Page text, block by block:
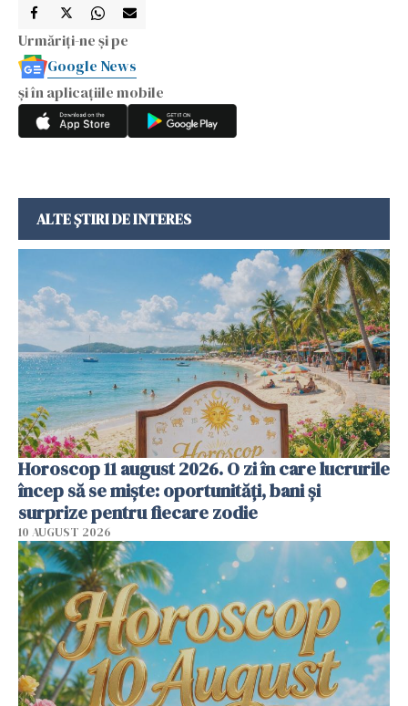
Urmăriți-ne și pe
Google News
și în aplicațiile mobile
ALTE ȘTIRI DE INTERES
Horoscop 11 august 2026. O zi în care lucrurile
încep să se miște: oportunități, bani și
surprize pentru fiecare zodie
10 AUGUST 2026